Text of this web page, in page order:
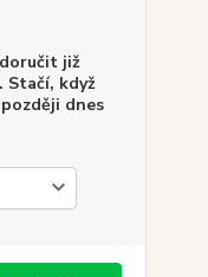
již
Stačí, když
dnes